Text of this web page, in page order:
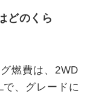
どのくら
燃費は、2WD
、グレードに